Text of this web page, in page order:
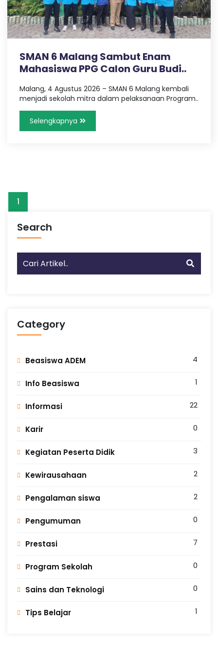
6
M
A
G
SMAN 6 Malang Sambut Enam
Mahasiswa PPG Calon Guru Budi..
Malang, 4 Agustus 2026 – SMAN 6 Malang kembali
menjadi sekolah mitra dalam pelaksanaan Program..
Selengkapnya
1
Search
Category
Beasiswa ADEM 4
Info Beasiswa 1
Informasi 22
Karir 0
Kegiatan Peserta Didik 3
Kewirausahaan 2
Pengalaman siswa 2
Pengumuman 0
Prestasi 7
Program Sekolah 0
Sains dan Teknologi 0
Tips Belajar 1